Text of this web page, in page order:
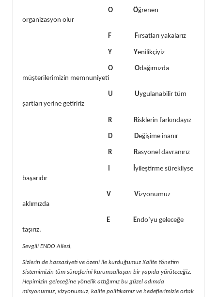
O Öğrenen
organizasyon olur
F Fırsatları yakalarız
Y Yenilikçiyiz
O Odağımızda
müşterilerimizin memnuniyeti
U Uygulanabilir tüm
şartları yerine getiririz
R Risklerin farkındayız
D Değişime inanır
R Rasyonel davranırız
yileştirme sürekliyse
başarıdır
V Vizyonumuz
aklımızda
E Endo’yu geleceğe
taşırız.
Sevgili ENDO Ailesi,
Sizlerin de hassasiyeti ve özeni ile kurduğumuz Kalite Yönetim
Sistemimizin tüm süreçlerini kurumsallaşan bir yapıda yürüteceğiz.
Hepimizin geleceğine yönelik attığımız bu güzel adımda
misyonumuz, vizyonumuz, kalite politikamız ve hedeflerimizle ortak